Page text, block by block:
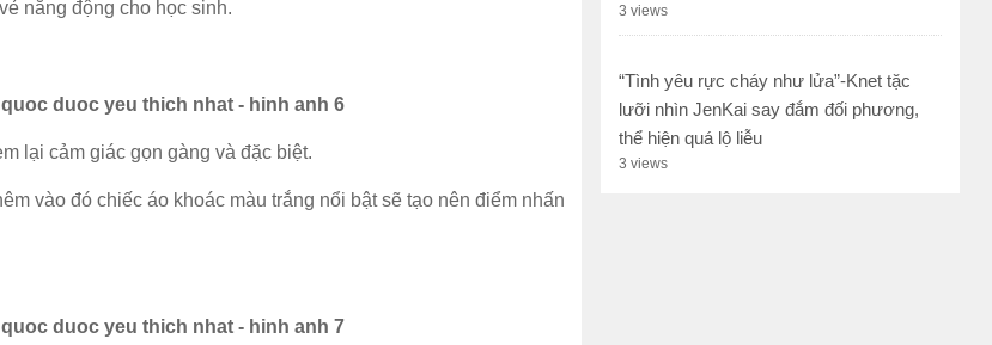
năng động cho học sinh.
lại cảm giác gọn gàng và đặc biệt.
vào đó chiếc áo khoác màu trắng nổi bật sẽ tạo nên điểm nhấn
3 views
“Tình yêu rực cháy như lửa”-Knet tặc
lưỡi nhìn JenKai say đắm đối phương,
thể hiện quá lộ liễu
3 views